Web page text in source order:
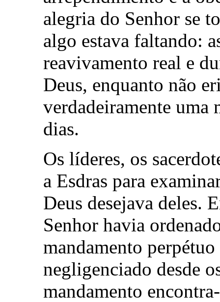
alegria do Senhor se
algo estava faltando:
reavivamento real e
Deus, enquanto não
verdadeiramente uma
dias.
Os líderes, os
a Esdras para
Deus desejava deles.
Senhor havia
mandamento
negligenciado desde
mandamento